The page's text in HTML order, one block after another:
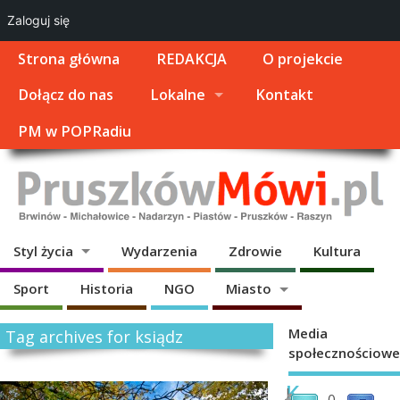
Strona główna REDAKCJA
O projekcie
Dołącz do nas
Lokalne
Kontakt
PM w POPRadiu
Styl życia Wydarzenia Zdrowie Kultura
Sport Historia NGO Miasto
Tag archives for ksiądz
K
J
Media
społecznościowe
Zaloguj się